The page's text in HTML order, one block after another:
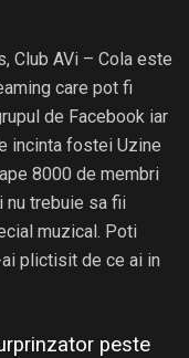
Club AVi – Cola este
care pot fi
de Facebook iar
incinta fostei Uzine
8000 de membri
nu trebuie sa fii
muzical. Poti
plictisit de ce ai in
peste